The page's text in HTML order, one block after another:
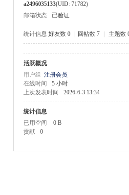
a2496035133(UID: 71782)
邮箱状态
已验证
统计信息 好友数 0 回帖数 7 主题数
活跃概况
用户组 注册会员
在线时间
5 小时
上次发表时间
2026-6-3 13:34
统计信息
已用空间
0 B
贡献
0